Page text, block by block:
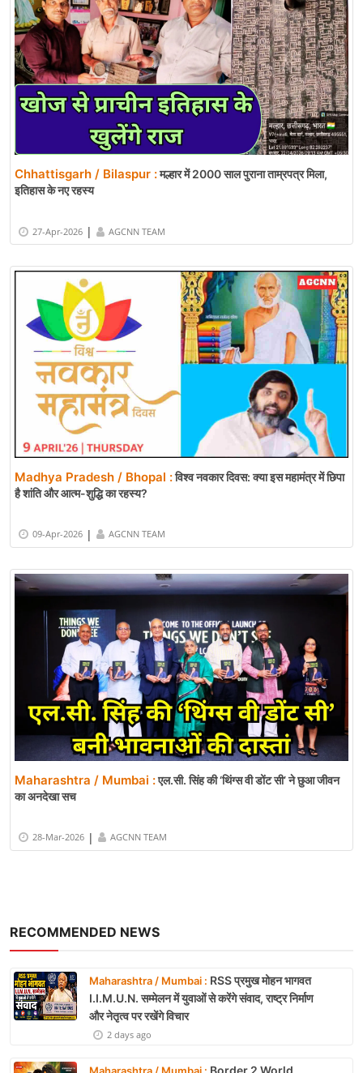
RECOMMENDED NEWS
Maharashtra / Mumbai : RSS प्रमुख मोहन भागवत
I.I.M.U.N. सम्मेलन में युवाओं से करेंगे संवाद, राष्ट्र निर्माण
और नेतृत्व पर रखेंगे विचार
2 days ago
Maharashtra / Mumbai : Border 2 World
Chhattisgarh / Bilaspur :मल्हार में 2000 साल पुराना ताम्रपत्र मिला,
इतिहास के नए रहस्य
27-Apr-2026 | AGCNN TEAM
Madhya Pradesh / Bhopal :विश्व नवकार दिवस: क्या इस महामंत्र में छिपा
है शांति और आत्म-शुद्धि का रहस्य?
09-Apr-2026 | AGCNN TEAM
Maharashtra / Mumbai :एल.सी. सिंह की ‘थिंग्स वी डोंट सी’ ने छुआ जीवन
का अनदेखा सच
28-Mar-2026 | AGCNN TEAM